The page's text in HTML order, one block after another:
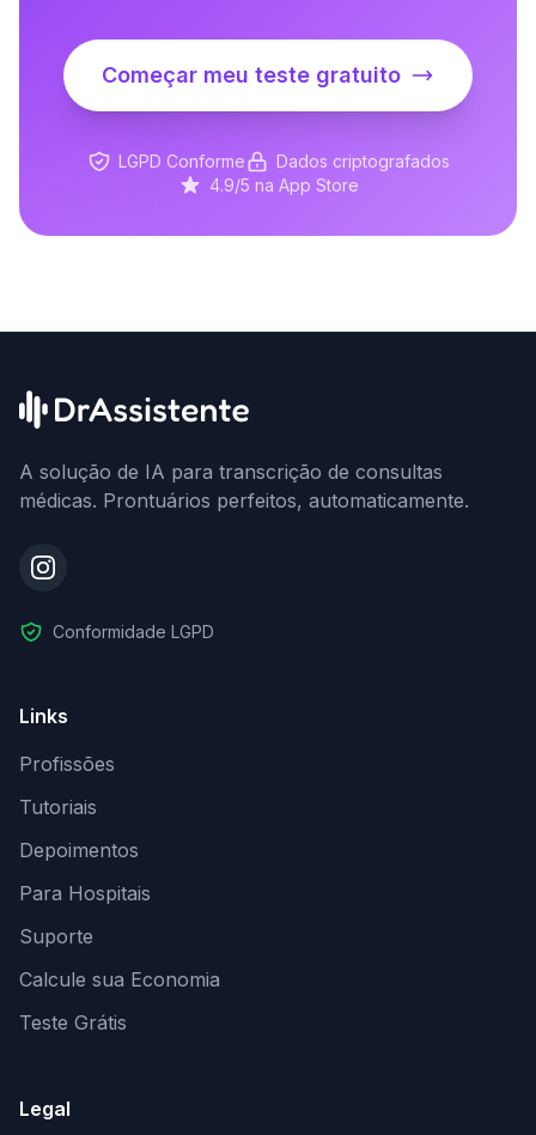
Começar meu teste gratuito
LGPD Conforme
Dados criptografados
4.9/5 na App Store
A solução de IA para transcrição de consultas
médicas. Prontuários perfeitos, automaticamente.
Conformidade LGPD
Links
Profissões
Tutoriais
Depoimentos
Para Hospitais
Suporte
Calcule sua Economia
Teste Grátis
Legal